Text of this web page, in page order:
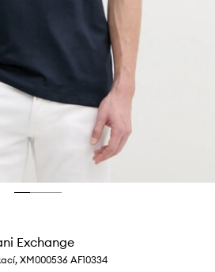
Exchange
XM000536 AF10334